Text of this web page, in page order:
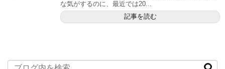
な気がするのに、最近では20...
記事を読む